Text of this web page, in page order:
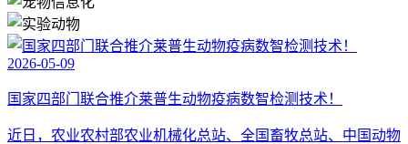
2026-05-09
国家四部门联合推介莱普生动物疫病数智检测技术！
近日，农业农村部农业机械化总站、全国畜牧总站、中国动物